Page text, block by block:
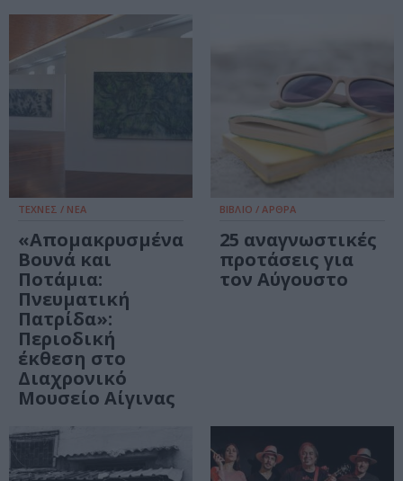
ΤΕΧΝΕΣ / ΝΕΑ
«Απομακρυσμένα
Βουνά και
Ποτάμια:
Πνευματική
Πατρίδα»:
Περιοδική
έκθεση στο
Διαχρονικό
Μουσείο Αίγινας
ΒΙΒΛΙΟ / ΑΡΘΡΑ
25 αναγνωστικές
προτάσεις για
τον Αύγουστο